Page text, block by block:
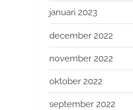
januari 2023
december 2022
november 2022
oktober 2022
september 2022